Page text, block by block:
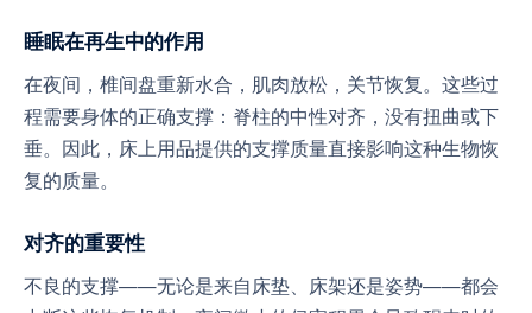
睡眠在再生中的作用
在夜间，椎间盘重新水合，肌肉放松，关节恢复。这些过
程需要身体的正确支撑：脊柱的中性对齐，没有扭曲或下
垂。因此，床上用品提供的支撑质量直接影响这种生物恢
复的质量。
对齐的重要性
不良的支撑——无论是来自床垫、床架还是姿势——都会